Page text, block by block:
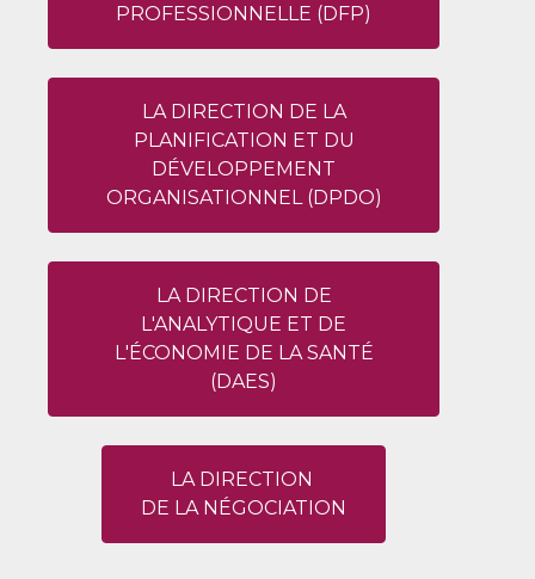
PROFESSIONNELLE (DFP)
LA DIRECTION DE LA
PLANIFICATION ET DU
DÉVELOPPEMENT
ORGANISATIONNEL (DPDO)
LA DIRECTION DE
L'ANALYTIQUE ET DE
L'ÉCONOMIE DE LA SANTÉ
(DAES)
LA DIRECTION
DE LA NÉGOCIATION